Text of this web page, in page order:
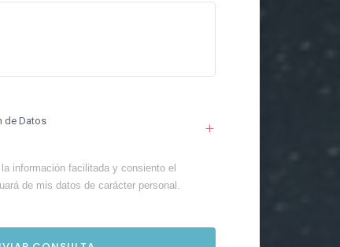
de Datos
información facilitada y consiento el
de mis datos de carácter personal.